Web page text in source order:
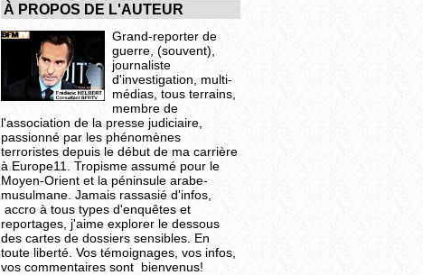
À PROPOS DE L'AUTEUR
Grand-reporter de
guerre, (souvent),
journaliste
d'investigation, multi-
médias, tous terrains,
membre de
l'association de la presse judiciaire,
passionné par les phénomènes
terroristes depuis le début de ma carrière
à Europe11. Tropisme assumé pour le
Moyen-Orient et la péninsule arabe-
musulmane. Jamais rassasié d'infos,
accro à tous types d'enquêtes et
reportages, j'aime explorer le dessous
des cartes de dossiers sensibles. En
toute liberté. Vos témoignages, vos infos,
vos commentaires sont bienvenus!